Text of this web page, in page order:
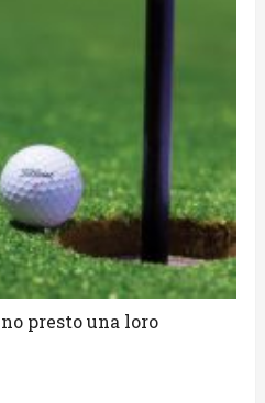
presto una loro